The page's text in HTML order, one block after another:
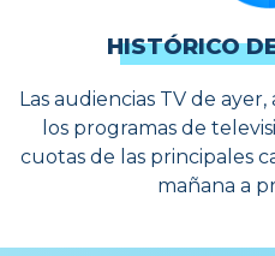
HISTÓRICO
Las audiencias TV de
los programas de
cuotas de las principales
mañana a